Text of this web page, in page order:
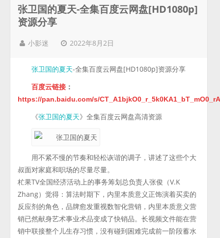
张卫国的夏天-全集百度云网盘[HD1080p]
资源分享
小影迷 2022年8月2日
张卫国的夏天-全集百度云网盘[HD1080p]资源分享
百度云链接 ：
https://pan.baidu.com/s/
《张卫国的夏天》全集百度云网盘高清资源
用不紧不慢的节奏和轻松诙谐的调子，讲述了这些个大
叔面对家庭和职场的尽量尽量。
杧果TV全国经济活动上的事务筹划总负责人张俊（V.K
Zhang）觉得：算法时期下，内里本质意义正饰演着买卖的
反应剂的角色，品牌愈发重视数智化营销，内里本质意义营
销已然献身艺术事业术品变成了快销品。长视频文件能在营
销中联接整个儿生存习惯，没有碰到困难完成前一阶段蓄水